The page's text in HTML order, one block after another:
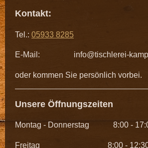
Kontakt:
Tel.: 05933 8285
E-Mail: info@tischlerei-
oder kommen Sie persönlich vorbei.
Unsere Öffnungszeiten
Montag - Donnerstag 8:00 -
Freitag 8:00 -